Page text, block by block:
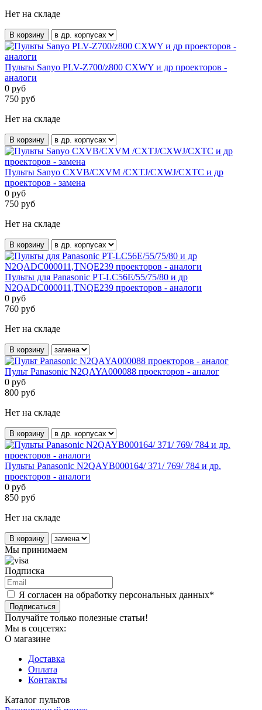
Нет на складе
В корзину
Пульты Sanyo PLV-Z700/z800 CXWY и др проекторов -
аналоги
0 руб
750 руб
Нет на складе
В корзину
Пульты Sanyo CXVB/CXVM /CXTJ/CXWJ/CXTC и др
проекторов - замена
0 руб
750 руб
Нет на складе
В корзину
Пульты для Panasonic PT-LC56E/55/75/80 и др
N2QADC000011,TNQE239 проекторов - аналоги
0 руб
760 руб
Нет на складе
В корзину
Пульт Panasonic N2QAYA000088 проекторов - аналог
0 руб
800 руб
Нет на складе
В корзину
Пульты Panasonic N2QAYB000164/ 371/ 769/ 784 и др.
проекторов - аналоги
0 руб
850 руб
Нет на складе
В корзину
Мы принимаем
Подписка
Я согласен на обработку персональных данных*
Подписаться
Получайте только полезные статьи!
Мы в соцсетях:
О магазине
Доставка
Оплата
Контакты
Каталог пультов